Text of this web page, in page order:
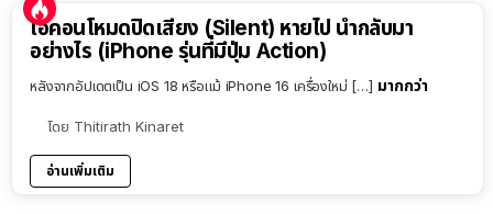
ไอคอนโหมดปิดเสียง (Silent) หายไป นำกลับมา
อย่างไร (iPhone รุ่นที่มีปุ่ม Action)
หลังจากอัปเดตเป็น iOS 18 หรือแม้ iPhone 16 เครื่องใหม่ […] มากกว่า
โดย Thitirath Kinaret
อ่านเพิ่มเติม